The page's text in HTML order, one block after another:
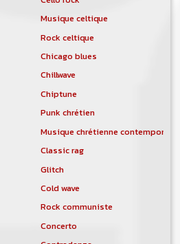
Musique celtique
Rock celtique
Chicago blues
Chillwave
Chiptune
Punk chrétien
Musique chrétienne
Classic rag
Glitch
Cold wave
Rock communiste
Concerto